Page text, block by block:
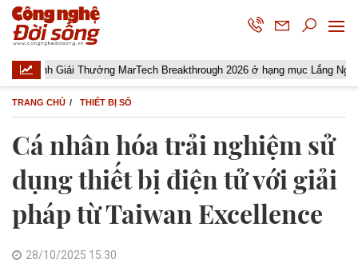
Giải Thưởng MarTech Breakthrough 2026 ở hạng mục Lắng Nghe Mạng
TRANG CHỦ THIẾT BỊ SỐ
Cá nhân hóa trải nghiệm sử
dụng thiết bị điện tử với giải
pháp từ Taiwan Excellence
28/10/2025 15:30